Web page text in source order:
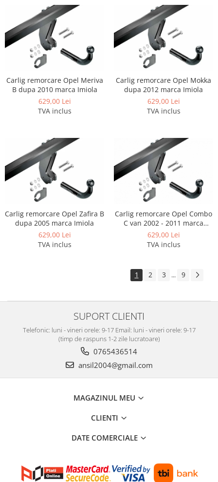
Carlig remorcare Opel Meriva
B dupa 2010 marca Imiola
629,00 Lei
TVA inclus
Carlig remorcare Opel Mokka
dupa 2012 marca Imiola
629,00 Lei
TVA inclus
Carlig remorcare Opel Zafira B
dupa 2005 marca Imiola
629,00 Lei
TVA inclus
Carlig remorcare Opel Combo
C van 2002 - 2011 marca
Imiola
629,00 Lei
TVA inclus
1 2 3 ... 9
SUPORT CLIENTI
Telefonic: luni - vineri orele: 9-17 Email: luni - vineri orele: 9-17
(timp de raspuns 1-2 zile lucratoare)
0765436514
ansil2004@gmail.com
MAGAZINUL MEU
CLIENTI
DATE COMERCIALE